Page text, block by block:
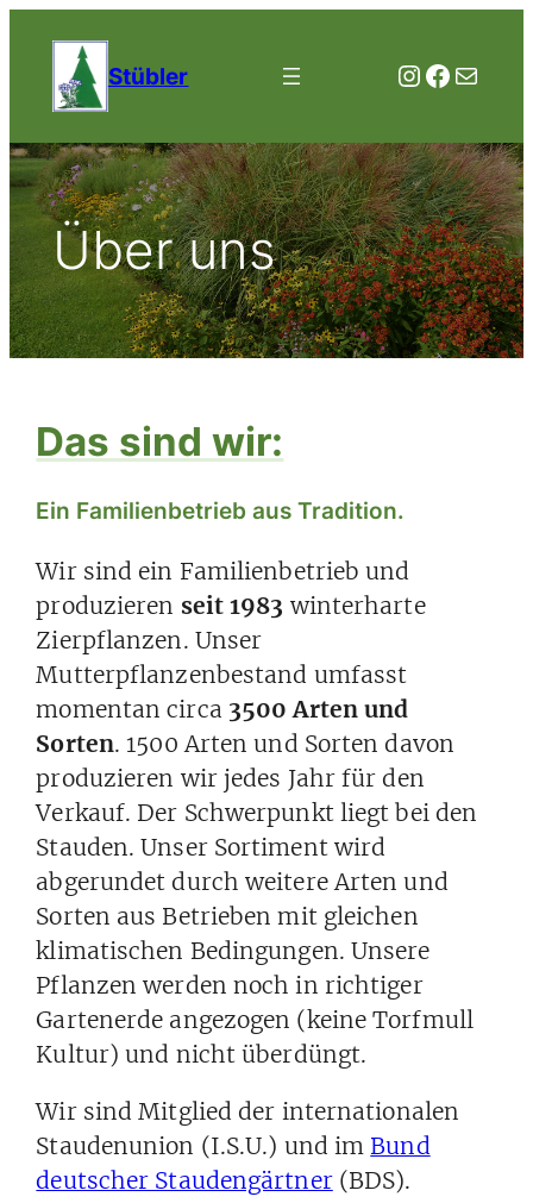
Inhalt
springen
Stübler E-Mail
Über uns
Das sind wir:
Ein Familienbetrieb aus Tradition.
Wir sind ein Familienbetrieb und
produzieren seit 1983 winterharte
Zierpflanzen. Unser
Mutterpflanzenbestand umfasst
momentan circa 3500 Arten und
Sorten. 1500 Arten und Sorten davon
produzieren wir jedes Jahr für den
Verkauf. Der Schwerpunkt liegt bei den
Stauden. Unser Sortiment wird
abgerundet durch weitere Arten und
Sorten aus Betrieben mit gleichen
klimatischen Bedingungen. Unsere
Pflanzen werden noch in richtiger
Gartenerde angezogen (keine Torfmull
Kultur) und nicht überdüngt.
Wir sind Mitglied der internationalen
Staudenunion (I.S.U.) und im Bund
deutscher Staudengärtner(BDS).